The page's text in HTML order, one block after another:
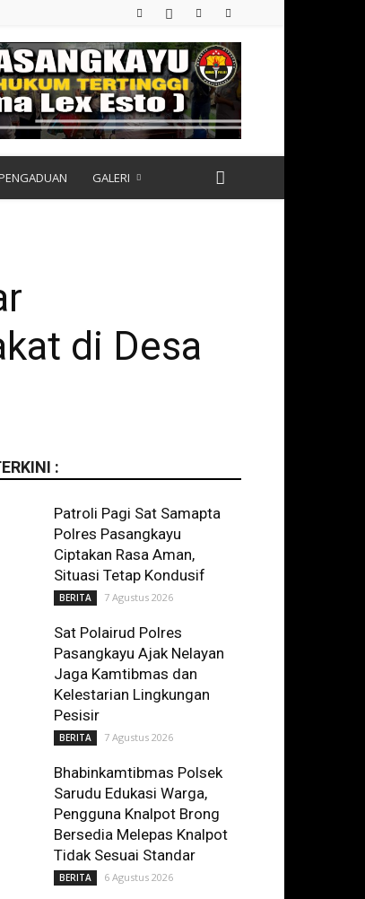
GALERI
di Desa
:
Patroli Pagi Sat Samapta
Polres Pasangkayu
Ciptakan Rasa Aman,
Situasi Tetap Kondusif
BERITA 7 Agustus 2026
Sat Polairud Polres
Pasangkayu Ajak Nelayan
Jaga Kamtibmas dan
Kelestarian Lingkungan
Pesisir
BERITA 7 Agustus 2026
Bhabinkamtibmas Polsek
Sarudu Edukasi Warga,
Pengguna Knalpot Brong
Bersedia Melepas Knalpot
Tidak Sesuai Standar
BERITA 6 Agustus 2026